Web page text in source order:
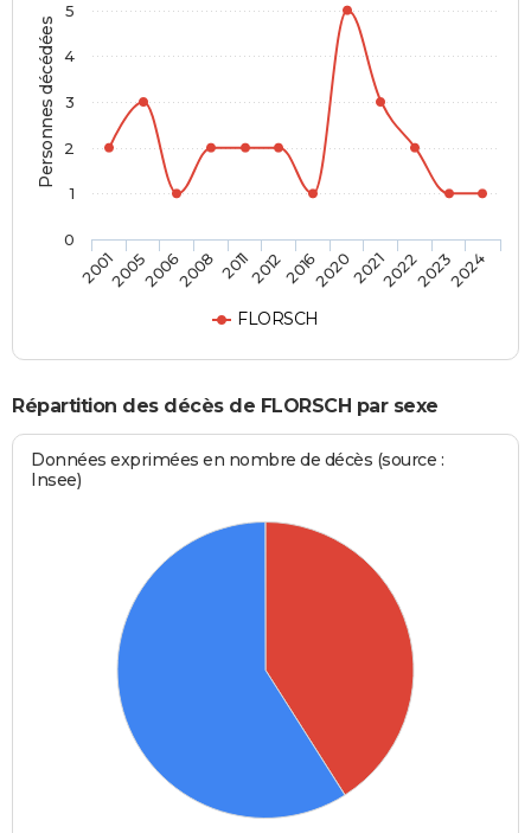
Personnes décédées
FLORSCH
2001200520062008 20112012201620202021202220232024
0
1
2
3
4
5
Répartition des décès de FLORSCH par sexe
Données exprimées en nombre de décès (source :
Insee)